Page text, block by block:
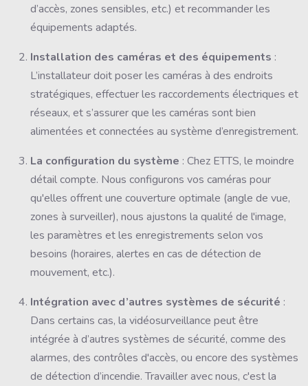
d’accès, zones sensibles, etc.) et recommander les
équipements adaptés.
Installation des caméras et des équipements :
L’installateur doit poser les caméras à des endroits
stratégiques, effectuer les raccordements électriques et
réseaux, et s’assurer que les caméras sont bien
alimentées et connectées au système d’enregistrement.
La configuration du système : Chez ETTS, le moindre
détail compte. Nous configurons vos caméras pour
qu'elles offrent une couverture optimale (angle de vue,
zones à surveiller), nous ajustons la qualité de l'image,
les paramètres et les enregistrements selon vos
besoins (horaires, alertes en cas de détection de
mouvement, etc.).
Intégration avec d’autres systèmes de sécurité :
Dans certains cas, la vidéosurveillance peut être
intégrée à d’autres systèmes de sécurité, comme des
alarmes, des contrôles d'accès, ou encore des systèmes
de détection d’incendie. Travailler avec nous, c'est la